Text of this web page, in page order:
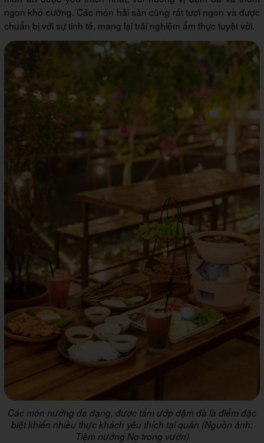
ngon khó cưỡng. Các món hải sản cũng rất tươi ngon và được
chuẩn bị với sự tinh tế, mang lại trải nghiệm ẩm thực tuyệt vời.
Các món nướng đa dạng, được tẩm ướp đậm đà là điểm đặc
biệt khiến nhiều thực khách yêu thích tại quán (Nguồn ảnh:
Tiệm nướng Nọ trong vườn)